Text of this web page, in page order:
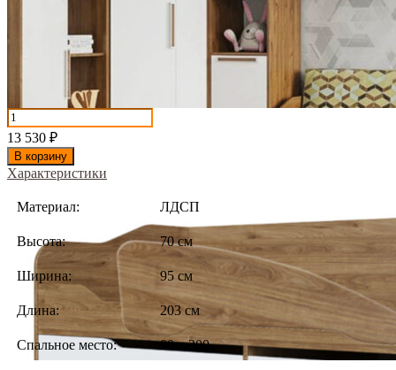
13 530 ₽
В корзину
Характеристики
Материал: ЛДСП
Высота: 70 см
Ширина: 95 см
Длина: 203 см
Спальное место: 90 х 200